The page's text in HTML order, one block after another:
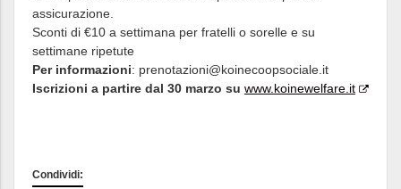
assicurazione.
Sconti di €10 a settimana per fratelli o sorelle e su
settimane ripetute
Per informazioni: prenotazioni@koinecoopsociale.it
Iscrizioni a partire dal 30 marzo su www.koinewelfare.it
Condividi: